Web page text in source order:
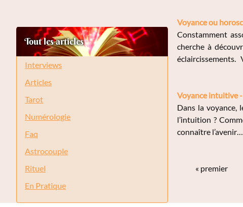
Tout les articles
Interviews
Articles
Tarot
Numérologie
Faq
Astrocouple
Rituel
En Pratique
Voyance ou
Constamment
cherche à
éclaircissements.
Voyance intuitive -
Dans la voyance,
l’intuition ?
connaître
« premier